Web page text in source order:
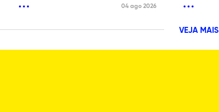
04 ago 2026
VEJA MAIS